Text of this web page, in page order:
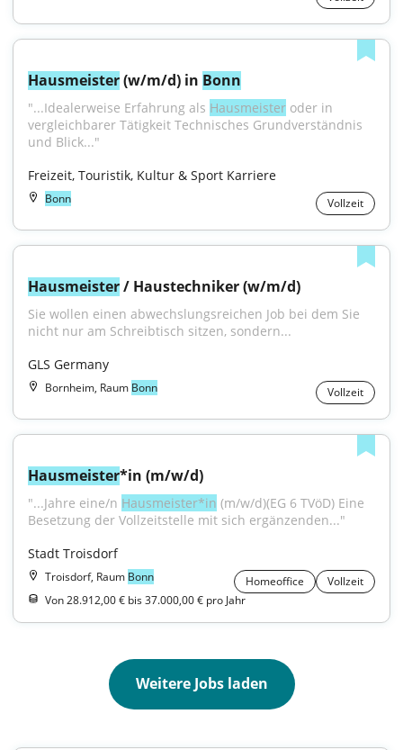
Hausmeister (w/m/d) in Bonn
"...Idealerweise Erfahrung als Hausmeister oder in
vergleichbarer Tätigkeit Technisches Grundverständnis
und Blick..."
Freizeit, Touristik, Kultur & Sport Karriere
Bonn Vollzeit
Hausmeister / Haustechniker (w/m/d)
Sie wollen einen abwechslungsreichen Job bei dem Sie
nicht nur am Schreibtisch sitzen, sondern...
GLS Germany
Bornheim, Raum Bonn Vollzeit
Hausmeister*in (m/w/d)
"...Jahre eine/n Hausmeister*in (m/w/d)(EG 6 TVöD) Eine
Besetzung der Vollzeitstelle mit sich ergänzenden..."
Stadt Troisdorf
Troisdorf, Raum Bonn Homeoffice
Vollzeit
Von 28.912,00 € bis 37.000,00 € pro Jahr
Weitere Jobs laden